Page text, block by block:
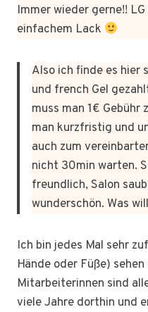
Immer wieder gerne!!
einfachem Lack
Also ich finde es hier
und french Gel
muss man 1€ Gebühr
man kurzfristig und
auch zum
nicht 30min warten.
freundlich, Salon
wunderschön. Was
Ich bin jedes Mal sehr
Hände oder Füße)
Mitarbeiterinnen sind
viele Jahre dorthin und